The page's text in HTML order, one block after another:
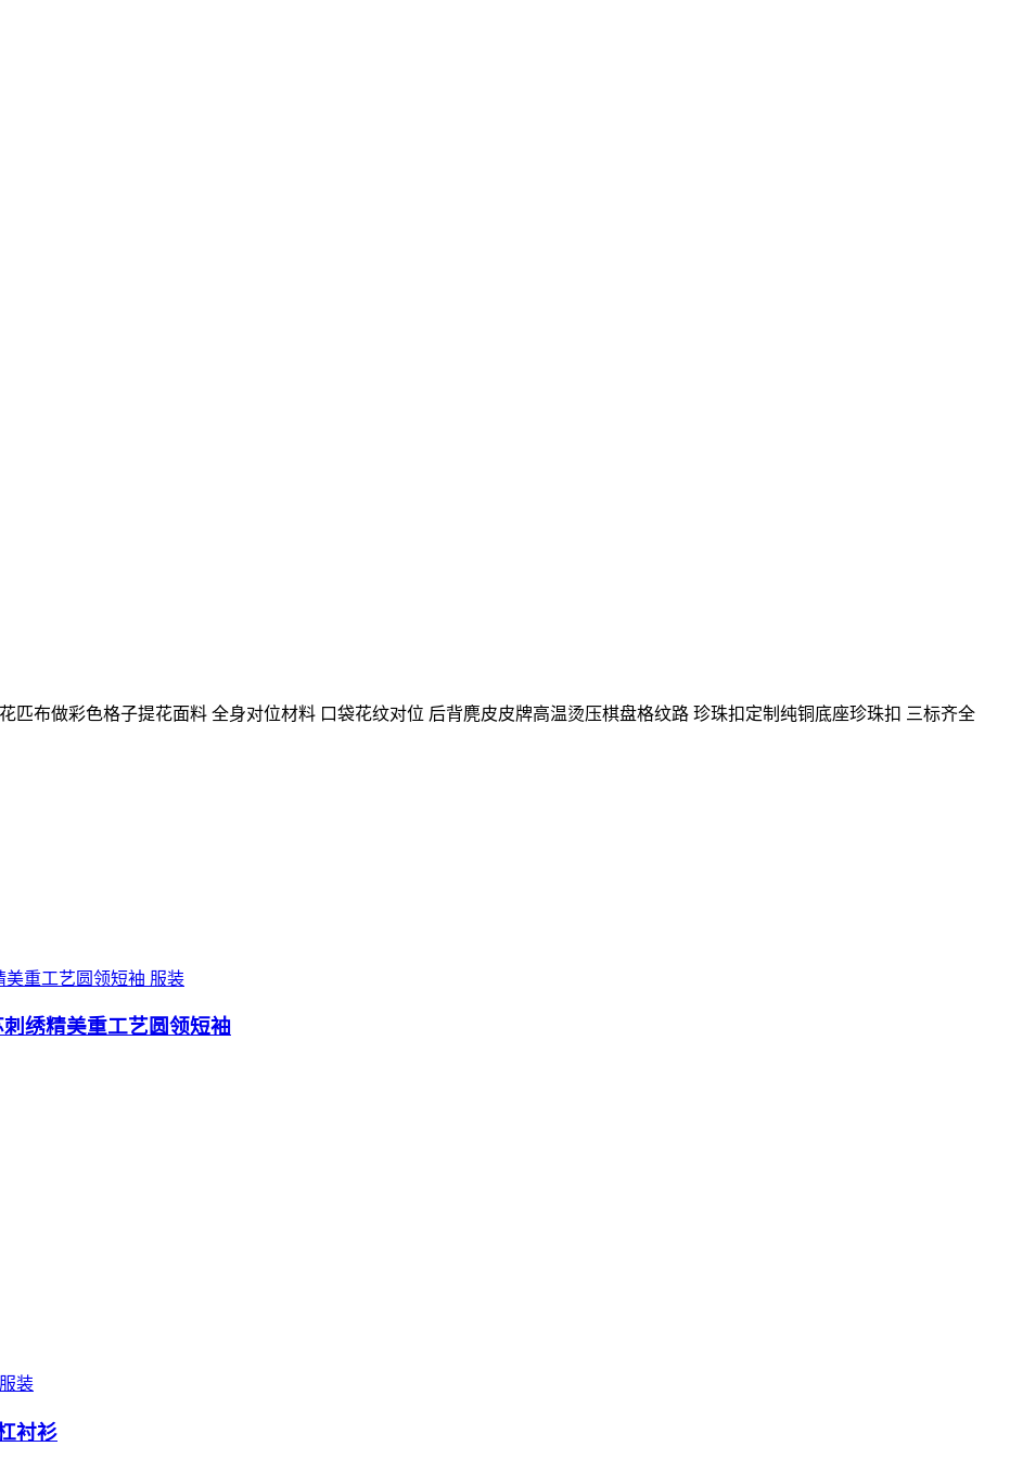
匹布做彩色格子提花面料 全身对位材料 口袋花纹对位 后背麂皮皮牌高温烫压棋盘格纹路 珍珠扣定制纯铜底座珍珠扣 三标齐全
服装
绣精美重工艺圆领短袖
服装
衬衫